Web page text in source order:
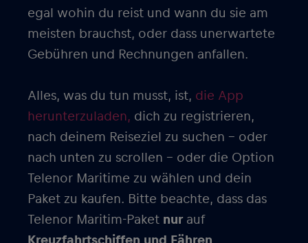
egal wohin du reist und wann du sie am
meisten brauchst, oder dass unerwartete
Gebühren und Rechnungen anfallen.
Alles, was du tun musst, ist, die App
herunterzuladen, dich zu registrieren,
nach deinem Reiseziel zu suchen – oder
nach unten zu scrollen – oder die Option
Telenor Maritime zu wählen und dein
Paket zu kaufen. Bitte beachte, dass das
Telenor Maritim-Paket nur auf
Kreuzfahrtschiffen und Fähren